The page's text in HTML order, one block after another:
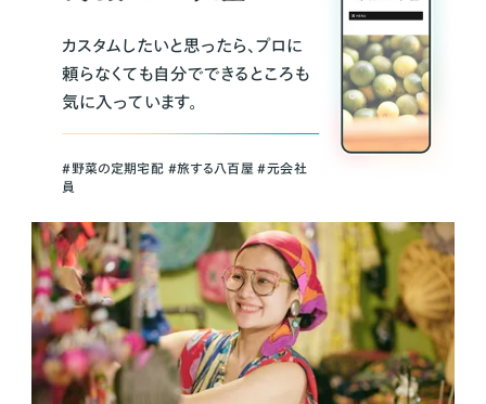
カスタムしたいと思ったら、プロに
頼らなくても自分でできるところも
気に入っています。
＃野菜の定期宅配 ＃旅する八百屋 ＃元会社
員